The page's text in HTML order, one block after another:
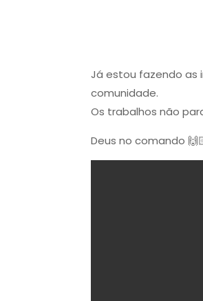
Já estou fazendo as
comunidade.
Os trabalhos não
Deus no comando